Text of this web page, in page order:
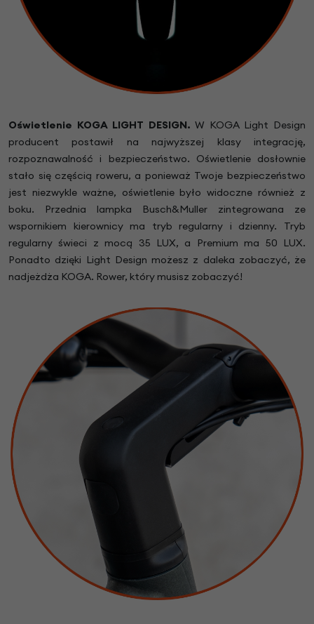
Oświetlenie KOGA LIGHT DESIGN. W KOGA Light Design
producent postawił na najwyższej klasy integrację,
rozpoznawalność i bezpieczeństwo. Oświetlenie dosłownie
stało się częścią roweru, a ponieważ Twoje bezpieczeństwo
jest niezwykle ważne, oświetlenie było widoczne również z
boku. Przednia lampka Busch&Muller zintegrowana ze
wspornikiem kierownicy ma tryb regularny i dzienny. Tryb
regularny świeci z mocą 35 LUX, a Premium ma 50 LUX.
Ponadto dzięki Light Design możesz z daleka zobaczyć, że
nadjeżdża KOGA. Rower, który musisz zobaczyć!